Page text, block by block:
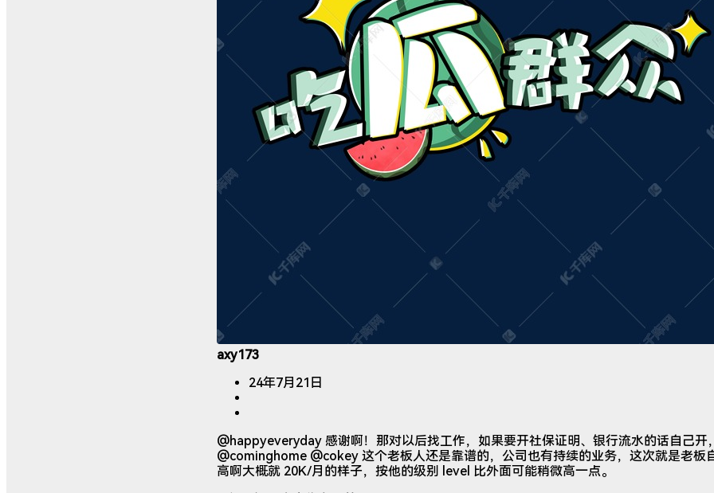
axy173
24年7月21日
@happyeveryday 感谢啊！那对以后找工作，如果要开社保证明、银行流水的话自己开
@cominghome @cokey 这个老板人还是靠谱的，公司也有持续的业务，这次就是老板
高啊大概就 20K/月的样子，按他的级别 level 比外面可能稍微高一点。